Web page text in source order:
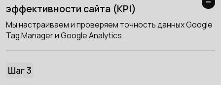
эффективности сайта (KPI)
Мы настраиваем и проверяем точность данных Google
Tag Manager и Google Analytics.
Шаг 3